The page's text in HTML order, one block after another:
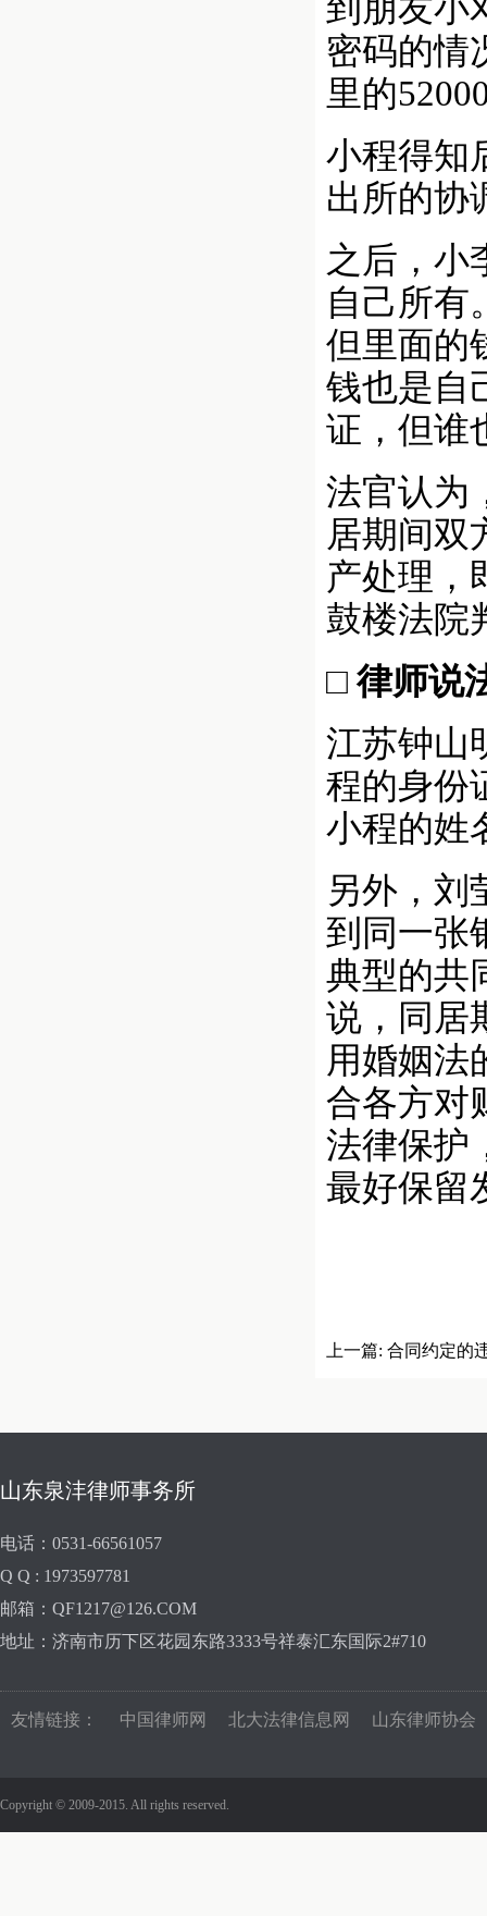
到朋友小
密码的情
里的
小程得知
出所的协
之后，小
自己所有
但里面的
钱也是自
证，但谁
法官认为
居期间双
产处理，
鼓楼法院
□ 律师说
江苏钟山
程的身份
小程的姓
另外，刘
到同一张
典型的共
说，同居
用婚姻法
合各方对
法律保护
最好保留
上一篇: 合同约定的
山东泉沣律师事务所
电话：0531-66561057
Q Q : 1973597781
邮箱：QF1217@126.COM
地址：济南市历下区花园东路3333号祥泰汇东国际2#710
友情链接： 中国律师网 北大法律信息网 山东律师协会
Copyright © 2009-2015. All rights reserved.